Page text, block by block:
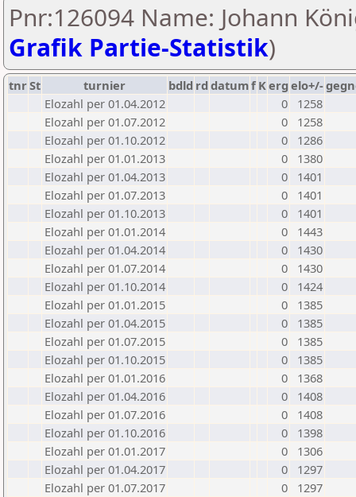
Pnr:126094 Name: Johann
Grafik Partie-Statistik)
tnrSt turnier bdld rd datumf Kerg elo+/-
Elozahl per 01.04.2012
0
1258
Elozahl per 01.07.2012
0
1258
Elozahl per 01.10.2012
0
1286
Elozahl per 01.01.2013
0
1380
Elozahl per 01.04.2013
0
1401
Elozahl per 01.07.2013
0
1401
Elozahl per 01.10.2013
0
1401
Elozahl per 01.01.2014
0
1443
Elozahl per 01.04.2014
0
1430
Elozahl per 01.07.2014
0
1430
Elozahl per 01.10.2014
0
1424
Elozahl per 01.01.2015
0
1385
Elozahl per 01.04.2015
0
1385
Elozahl per 01.07.2015
0
1385
Elozahl per 01.10.2015
0
1385
Elozahl per 01.01.2016
0
1368
Elozahl per 01.04.2016
0
1408
Elozahl per 01.07.2016
0
1408
Elozahl per 01.10.2016
0
1398
Elozahl per 01.01.2017
0
1306
Elozahl per 01.04.2017
0
1297
Elozahl per 01.07.2017
0
1297